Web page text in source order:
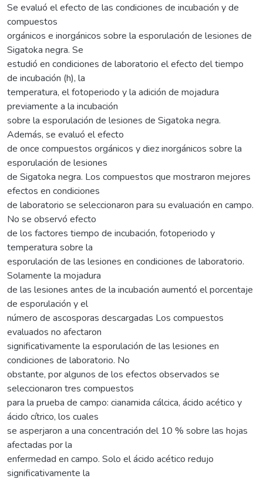
Se evaluó el efecto de las condiciones de incubación y de
compuestos
orgánicos e inorgánicos sobre la esporulación de lesiones de
Sigatoka negra. Se
estudió en condiciones de laboratorio el efecto del tiempo
de incubación (h), la
temperatura, el fotoperiodo y la adición de mojadura
previamente a la incubación
sobre la esporulación de lesiones de Sigatoka negra.
Además, se evaluó el efecto
de once compuestos orgánicos y diez inorgánicos sobre la
esporulación de lesiones
de Sigatoka negra. Los compuestos que mostraron mejores
efectos en condiciones
de laboratorio se seleccionaron para su evaluación en campo.
No se observó efecto
de los factores tiempo de incubación, fotoperiodo y
temperatura sobre la
esporulación de las lesiones en condiciones de laboratorio.
Solamente la mojadura
de las lesiones antes de la incubación aumentó el porcentaje
de esporulación y el
número de ascosporas descargadas Los compuestos
evaluados no afectaron
significativamente la esporulación de las lesiones en
condiciones de laboratorio. No
obstante, por algunos de los efectos observados se
seleccionaron tres compuestos
para la prueba de campo: cianamida cálcica, ácido acético y
ácido cítrico, los cuales
se asperjaron a una concentración del 10 % sobre las hojas
afectadas por la
enfermedad en campo. Solo el ácido acético redujo
significativamente la